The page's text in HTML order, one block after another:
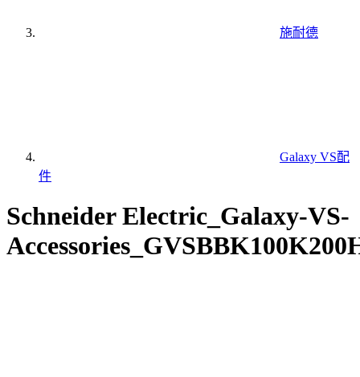
施耐德
Galaxy VS配
件
Schneider Electric_Galaxy-VS-